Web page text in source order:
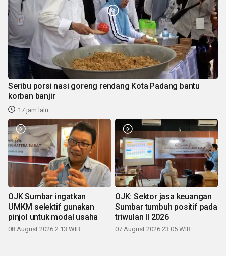
Seribu porsi nasi goreng rendang Kota Padang bantu
korban banjir
17 jam lalu
OJK Sumbar ingatkan
UMKM selektif gunakan
pinjol untuk modal usaha
08 August 2026 2:13 WIB
OJK: Sektor jasa keuangan
Sumbar tumbuh positif pada
triwulan II 2026
07 August 2026 23:05 WIB